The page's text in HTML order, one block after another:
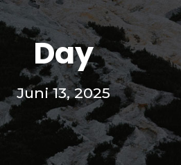
Day
Juni 13, 2025